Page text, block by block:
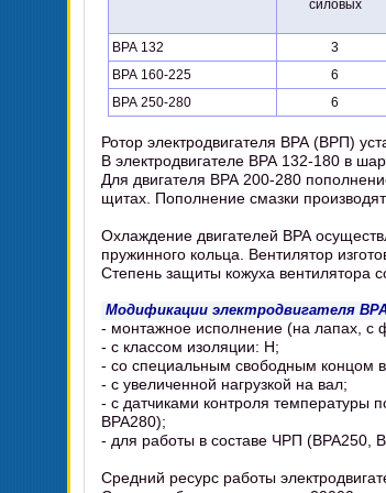
силовых
ВРА 132
3
ВРА 160-225
6
ВРА 250-280
6
Ротор электродвигателя ВРА (ВРП)
В электродвигателе ВРА 132-180 в
Для двигателя ВРА 200-280
щитах. Пополнение смазки производят
Охлаждение двигателей ВРА
пружинного кольца. Вентилятор
Степень защиты кожуха вентилятора
Модификации электродвигателя
- монтажное исполнение (на лапах,
- с классом изоляции: H;
- со специальным свободным концом
- с увеличенной нагрузкой на вал;
- с датчиками контроля температуры
ВРА280);
- для работы в составе ЧРП (ВРА250,
Средний ресурс работы